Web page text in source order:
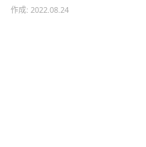
作成: 2022.08.24